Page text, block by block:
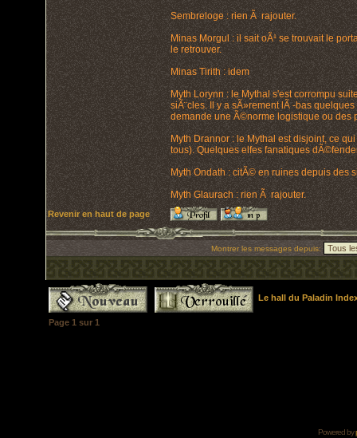
Sembreloge : rien Ã rajouter.
Minas Morgul : il sait oÃ¹ se trouvait le
le retrouver.
Minas Tirith : idem
Myth Lorynn : le Mythal s'est corrompu
siÃ¨cles. Il y a sÃ»rement lÃ -bas
demande une Ã©norme logistique ou des
Myth Drannor : le Mythal est disjoint, ce
tous). Quelques elfes fanatiques
Myth Ondath : citÃ© en ruines depuis des
Myth Glaurach : rien Ã rajouter.
Revenir en haut de page
Montrer les messages depuis:
Le hall du Paladin
Page 1 sur 1
Powered by